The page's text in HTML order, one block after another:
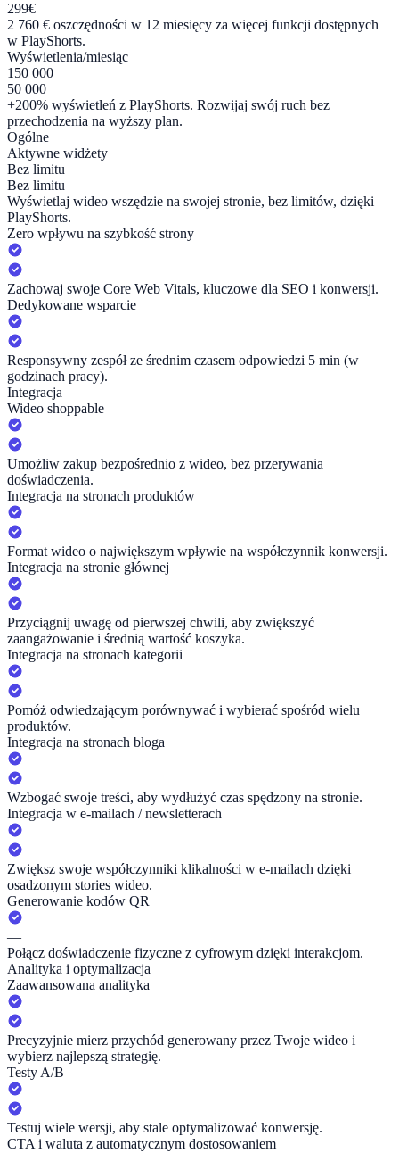
299€
2 760 € oszczędności w 12 miesięcy za więcej funkcji dostępnych
w PlayShorts.
Wyświetlenia/miesiąc
150 000
50 000
+200% wyświetleń z PlayShorts. Rozwijaj swój ruch bez
przechodzenia na wyższy plan.
Ogólne
Aktywne widżety
Bez limitu
Bez limitu
Wyświetlaj wideo wszędzie na swojej stronie, bez limitów, dzięki
PlayShorts.
Zero wpływu na szybkość strony
Zachowaj swoje Core Web Vitals, kluczowe dla SEO i konwersji.
Dedykowane wsparcie
Responsywny zespół ze średnim czasem odpowiedzi 5 min (w
godzinach pracy).
Integracja
Wideo shoppable
Umożliw zakup bezpośrednio z wideo, bez przerywania
doświadczenia.
Integracja na stronach produktów
Format wideo o największym wpływie na współczynnik konwersji.
Integracja na stronie głównej
Przyciągnij uwagę od pierwszej chwili, aby zwiększyć
zaangażowanie i średnią wartość koszyka.
Integracja na stronach kategorii
Pomóż odwiedzającym porównywać i wybierać spośród wielu
produktów.
Integracja na stronach bloga
Wzbogać swoje treści, aby wydłużyć czas spędzony na stronie.
Integracja w e-mailach / newsletterach
Zwiększ swoje współczynniki klikalności w e-mailach dzięki
osadzonym stories wideo.
Generowanie kodów QR
—
Połącz doświadczenie fizyczne z cyfrowym dzięki interakcjom.
Analityka i optymalizacja
Zaawansowana analityka
Precyzyjnie mierz przychód generowany przez Twoje wideo i
wybierz najlepszą strategię.
Testy A/B
Testuj wiele wersji, aby stale optymalizować konwersję.
CTA i waluta z automatycznym dostosowaniem